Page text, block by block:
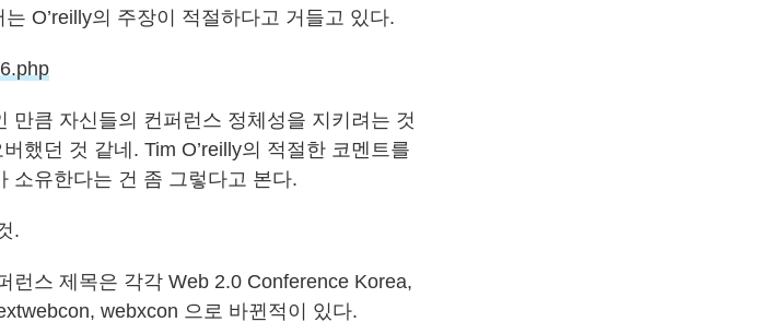
O’reilly의 주장이 적절하다고 거들고 있다.
만큼 자신들의 컨퍼런스 정체성을 지키려는 것
했던 것 같네. Tim O’reilly의 적절한 코멘트를
소유한다는 건 좀 그렇다고 본다.
.
런스 제목은 각각 Web 2.0 Conference Korea,
webxcon 으로 바뀐적이 있다.